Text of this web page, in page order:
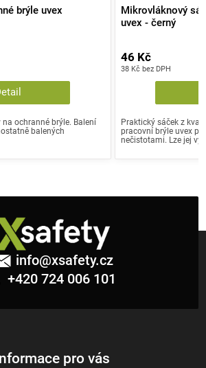
brýle uvex
ochranné brýle. Balení
balených
Mikrovláknový
uvex - černý
38 Kč bez DPH
46 Kč
Praktický sáček z
pracovní brýle uvex
nečistotami. Lze jej
info@xsafety.cz
+420 724 006 101
pro vás